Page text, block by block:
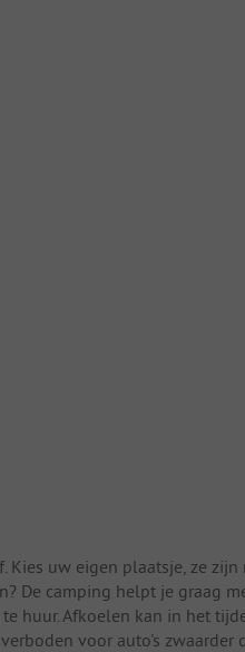
Kies uw eigen plaatsje, ze zijn
De camping helpt je graag
huur. Afkoelen kan in het
voor auto's zwaarder